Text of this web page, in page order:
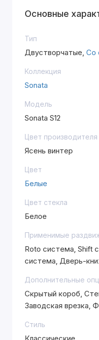
Основные
Тип
Двустворчатые, Со
Коллекция
Sonata
Модель
Sonata S12
Цвет производителя
Ясень винтер
Цвет
Белые
Цвет стекла
Белое
Применимые
Roto система, Shift
система, Дверь-
Дополнительные
Скрытый короб,
Заводская врезка,
Стиль